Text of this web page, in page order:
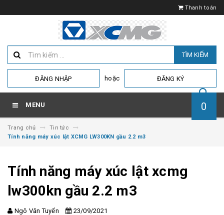
Thanh toán
TÌM KIẾM
ĐĂNG NHẬP hoặc ĐĂNG KÝ
MENU 0
Trang chủ
Tin tức
Tính năng máy xúc lật XCMG LW300KN gầu 2.2 m3
Tính năng máy xúc lật xcmg
lw300kn gầu 2.2 m3
Ngô Văn Tuyển 23/09/2021